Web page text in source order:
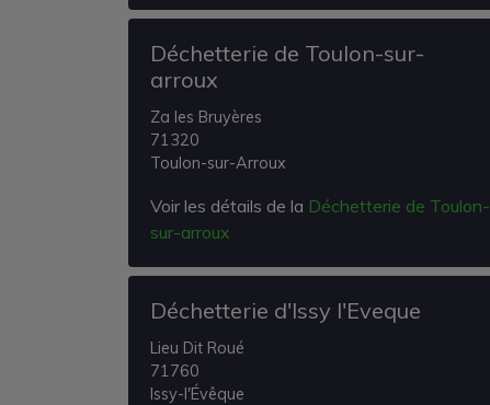
Déchetterie de Toulon-sur-
arroux
Za les Bruyères
71320
Toulon-sur-Arroux
Voir les détails de la Déchetterie de Toulon-
sur-arroux
Déchetterie d'Issy l'Eveque
Lieu Dit Roué
71760
Issy-l'Évêque